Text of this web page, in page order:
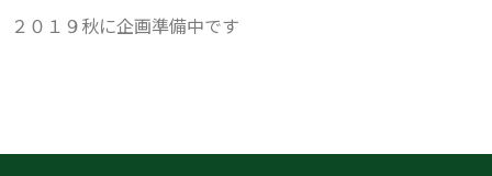
２０１９秋に企画準備中です